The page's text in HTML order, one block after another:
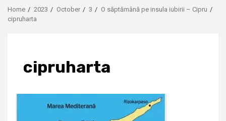
Home 2023 October 3
O săptămână pe insula iubirii – Cipru
cipruharta
cipruharta